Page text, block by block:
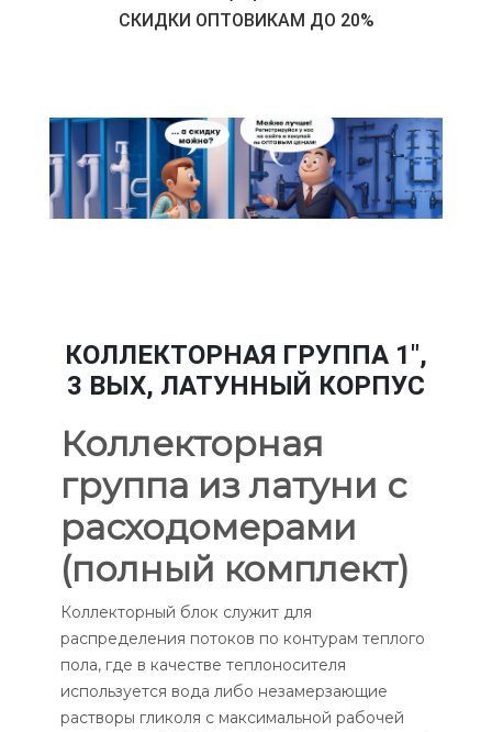
СКИДКИ ОПТОВИКАМ ДО 20%
КОЛЛЕКТОРНАЯ ГРУППА 1",
3 ВЫХ, ЛАТУННЫЙ КОРПУС
Коллекторная
группа из латуни с
расходомерами
(полный комплект)
Коллекторный блок служит для
распределения потоков по контурам теплого
пола, где в качестве теплоносителя
используется вода либо незамерзающие
растворы гликоля с максимальной рабочей